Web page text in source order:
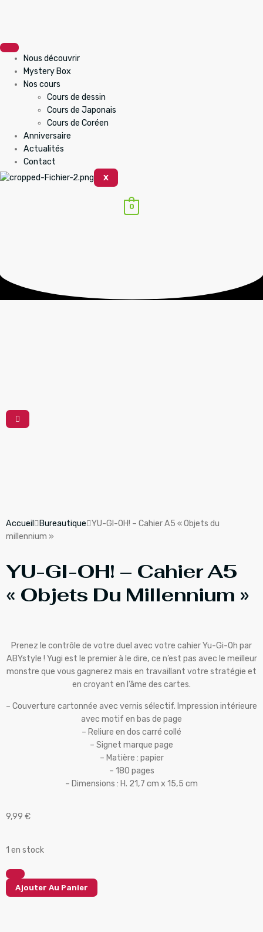
Nous découvrir
Mystery Box
Nos cours
Cours de dessin
Cours de Japonais
Cours de Coréen
Anniversaire
Actualités
Contact
X
0
Accueil Bureautique YU-GI-OH! – Cahier A5 « Objets du
millennium »
YU-GI-OH! – Cahier A5
« Objets Du Millennium »
Prenez le contrôle de votre duel avec votre cahier Yu-Gi-Oh par
ABYstyle ! Yugi est le premier à le dire, ce n’est pas avec le meilleur
monstre que vous gagnerez mais en travaillant votre stratégie et
en croyant en l’âme des cartes.
– Couverture cartonnée avec vernis sélectif. Impression intérieure
avec motif en bas de page
– Reliure en dos carré collé
– Signet marque page
– Matière : papier
– 180 pages
– Dimensions : H. 21,7 cm x 15,5 cm
9,99 €
1 en stock
Ajouter Au Panier